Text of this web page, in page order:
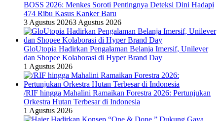
BOSS 2026: Menkes Soroti Pentingnya Deteksi Dini Hadapi
474 Ribu Kasus Kanker Baru
3 Agustus 20263 Agustus 2026
GloUtopia Hadirkan Pengalaman Belanja Imersif, Unilever
dan Shopee Kolaborasi di Hyper Brand Day
1 Agustus 2026
/RIF hingga Mahalini Ramaikan Forestra 2026: Pertunjukan
Orkestra Hutan Terbesar di Indonesia
1 Agustus 2026